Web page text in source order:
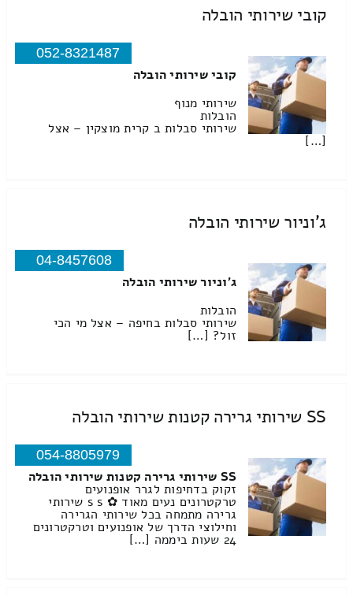
קובי שירותי הובלה
052-8321487
קובי שירותי הובלה
שירותי מנוף
הובלות
שירותי סבלות ב קרית מוצקין – אצל
[…]
ג'וניור שירותי הובלה
04-8457608
ג'וניור שירותי הובלה
הובלות
שירותי סבלות בחיפה – אצל מי הכי
זול? […]
SS שירותי גרירה קטנות שירותי הובלה
054-8805979
SS שירותי גרירה קטנות שירותי הובלה
זקוק בדחיפות לגרר אופנועים
טרקטרונים נעים מאוד ✿ s s שירותי
גרירה מתמחה בכל שירותי הגרירה
וחילוצי הדרך של אופנועים וטרקטרונים
24 שעות ביממה […]